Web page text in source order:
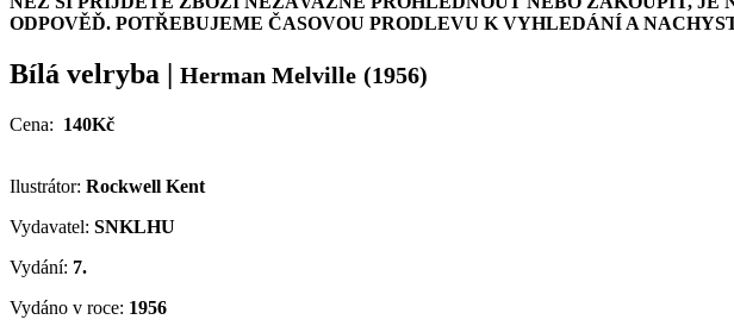
ODPOVĚĎ. POTŘEBUJEME ČASOVOU PRODLEVU K VYHLEDÁNÍ A
Bílá velryba | Herman Melville (1956)
Cena: 140Kč
Ilustrátor: Rockwell Kent
Vydavatel: SNKLHU
Vydání: 7.
Vydáno v roce: 1956